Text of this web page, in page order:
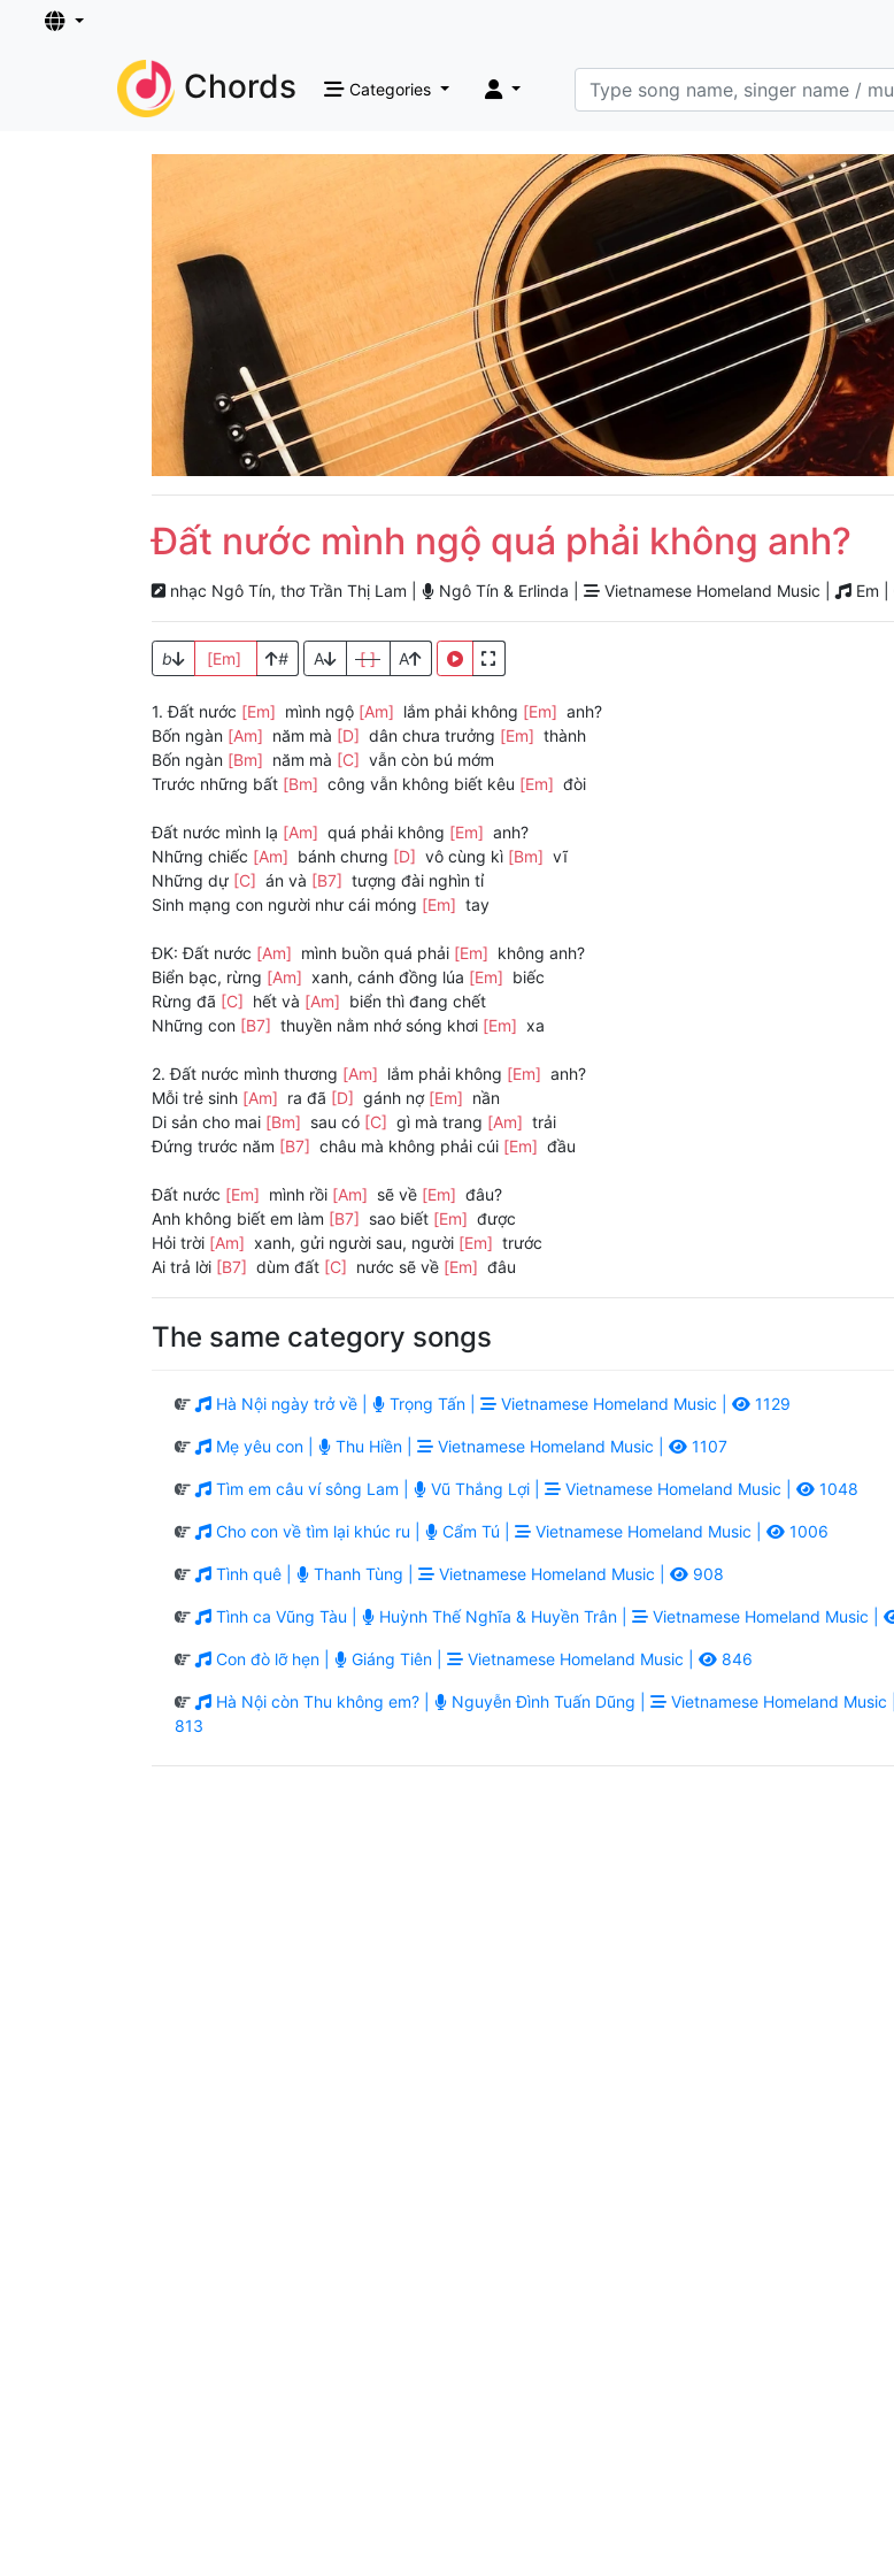
Chords Categories
Đất nước mình ngộ quá phải không anh?
nhạc Ngô Tín, thơ Trần Thị Lam | Ngô Tín & Erlinda | Vietnamese Homeland Music | Em |
b [Em] # A [ ] A
1. Đất nước [Em] mình ngộ [Am] lắm phải không [Em] anh?
Bốn ngàn [Am] năm mà [D] dân chưa trưởng [Em] thành
Bốn ngàn [Bm] năm mà [C] vẫn còn bú mớm
Trước những bất [Bm] công vẫn không biết kêu [Em] đòi
Đất nước mình lạ [Am] quá phải không [Em] anh?
Những chiếc [Am] bánh chưng [D] vô cùng kì [Bm] vĩ
Những dự [C] án và [B7] tượng đài nghìn tỉ
Sinh mạng con người như cái móng [Em] tay
ĐK: Đất nước [Am] mình buồn quá phải [Em] không anh?
Biển bạc, rừng [Am] xanh, cánh đồng lúa [Em] biếc
Rừng đã [C] hết và [Am] biển thì đang chết
Những con [B7] thuyền nằm nhớ sóng khơi [Em] xa
2. Đất nước mình thương [Am] lắm phải không [Em] anh?
Mỗi trẻ sinh [Am] ra đã [D] gánh nợ [Em] nần
Di sản cho mai [Bm] sau có [C] gì mà trang [Am] trải
Đứng trước năm [B7] châu mà không phải cúi [Em] đầu
Đất nước [Em] mình rồi [Am] sẽ về [Em] đâu?
Anh không biết em làm [B7] sao biết [Em] được
Hỏi trời [Am] xanh, gửi người sau, người [Em] trước
Ai trả lời [B7] dùm đất [C] nước sẽ về [Em] đâu
The same category songs
Hà Nội ngày trở về | Trọng Tấn | Vietnamese Homeland Music | 1129
Mẹ yêu con | Thu Hiền | Vietnamese Homeland Music | 1107
Tìm em câu ví sông Lam | Vũ Thắng Lợi | Vietnamese Homeland Music | 1048
Cho con về tìm lại khúc ru | Cẩm Tú | Vietnamese Homeland Music | 1006
Tình quê | Thanh Tùng | Vietnamese Homeland Music | 908
Tình ca Vũng Tàu | Huỳnh Thế Nghĩa & Huyền Trân | Vietnamese Homeland Music |
Con đò lỡ hẹn | Giáng Tiên | Vietnamese Homeland Music | 846
Hà Nội còn Thu không em? | Nguyễn Đình Tuấn Dũng |
Vietnamese Homeland Music |
813